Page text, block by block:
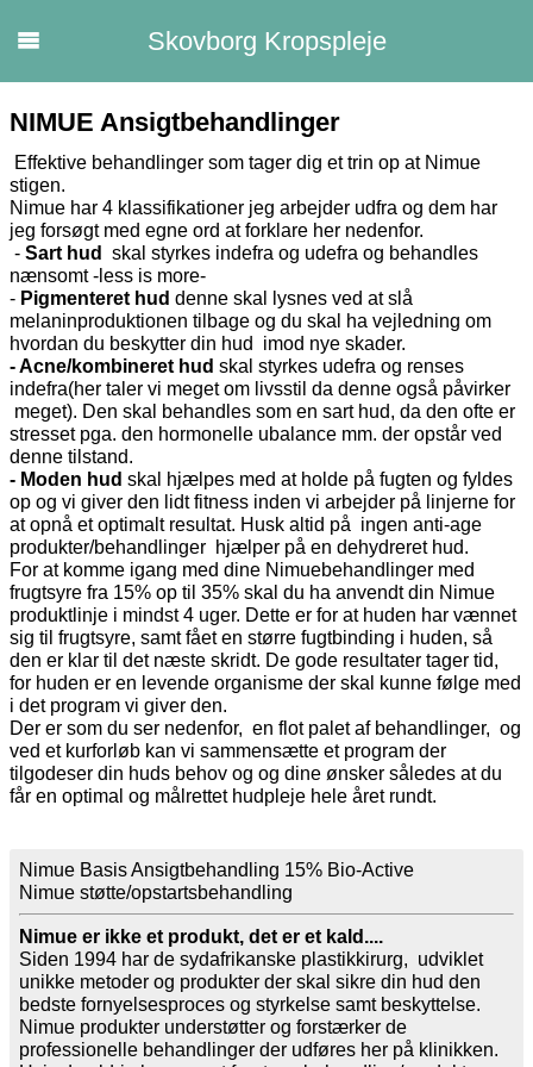
Skovborg Kropspleje
NIMUE Ansigtbehandlinger
Effektive behandlinger som tager dig et trin op at Nimue
stigen.
Nimue har 4 klassifikationer jeg arbejder udfra og dem har
jeg forsøgt med egne ord at forklare her nedenfor.
- Sart hud
skal styrkes indefra og udefra og behandles
nænsomt -less is more-
- Pigmenteret hud denne skal lysnes ved at slå
melaninproduktionen tilbage og du skal ha vejledning om
hvordan du beskytter din hud imod nye skader.
- Acne/kombineret hud skal styrkes udefra og renses
indefra(her taler vi meget om livsstil da denne også påvirker
meget). Den skal behandles som en sart hud, da den ofte er
stresset pga. den hormonelle ubalance mm. der opstår ved
denne tilstand.
- Moden hud skal hjælpes med at holde på fugten og fyldes
op og vi giver den lidt fitness inden vi arbejder på linjerne for
at opnå et optimalt resultat. Husk altid på ingen anti-age
produkter/behandlinger hjælper på en dehydreret hud.
For at komme igang med dine Nimuebehandlinger med
frugtsyre fra 15% op til 35% skal du ha anvendt din Nimue
produktlinje i mindst 4 uger. Dette er for at huden har vænnet
sig til frugtsyre, samt fået en større fugtbinding i huden, så
den er klar til det næste skridt. De gode resultater tager tid,
for huden er en levende organisme der skal kunne følge med
i det program vi giver den.
Der er som du ser nedenfor, en flot palet af behandlinger, og
ved et kurforløb kan vi sammensætte et program der
tilgodeser din huds behov og og dine ønsker således at du
får en optimal og målrettet hudpleje hele året rundt.
Nimue Basis Ansigtbehandling 15% Bio-Active
Nimue støtte/opstartsbehandling
Nimue er ikke et produkt, det er et kald....
Siden 1994 har de sydafrikanske plastikkirurg, udviklet
unikke metoder og produkter der skal sikre din hud den
bedste fornyelsesproces og styrkelse samt beskyttelse.
Nimue produkter understøtter og forstærker de
professionelle behandlinger der udføres her på klinikken.